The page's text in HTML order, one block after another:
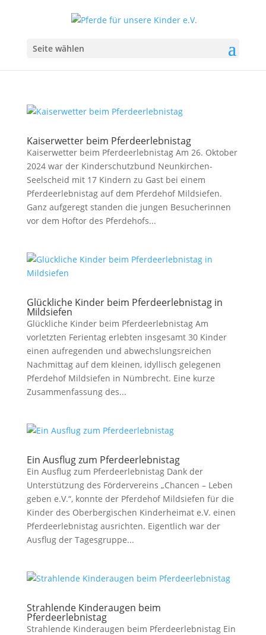
Seite wählen
Kaiserwetter beim Pferdeerlebnistag
Kaiserwetter beim Pferdeerlebnistag Am 26. Oktober
2024 war der Kinderschutzbund Neunkirchen-
Seelscheid mit 17 Kindern zu Gast bei einem
Pferdeerlebnistag auf dem Pferdehof Mildsiefen.
Ganz aufgeregt standen die jungen Besucherinnen
vor dem Hoftor des Pferdehofs...
Glückliche Kinder beim Pferdeerlebnistag in
Mildsiefen
Glückliche Kinder beim Pferdeerlebnistag Am
vorletzten Ferientag erlebten insgesamt 30 Kinder
einen aufregenden und abwechslungsreichen
Nachmittag auf dem kleinen, idyllisch gelegenen
Pferdehof Mildsiefen in Nümbrecht. Eine kurze
Zusammenfassung des...
Ein Ausflug zum Pferdeerlebnistag
Ein Ausflug zum Pferdeerlebnistag Dank der
Unterstützung des Fördervereins „Chancen – Leben
geben e.V.“, konnte der Pferdehof Mildsiefen für die
Kinder des Oberbergischen Kinderheimat e.V. einen
Pferdeerlebnistag ausrichten. Eigentlich war der
Ausflug der Tagesgruppe...
Strahlende Kinderaugen beim
Pferdeerlebnistag
Strahlende Kinderaugen beim Pferdeerlebnistag Ein